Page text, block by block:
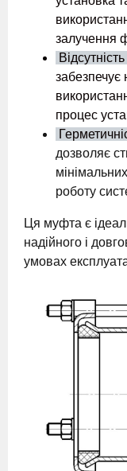
залучення
забезпечує
процес
дозволяє
роботу
Ця муфта є
надійного і
умовах